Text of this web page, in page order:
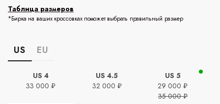
Таблица размеров
*Бирка на ваших кроссовках поможет выбрать правильный размер
US EU
US 4
33 000 ₽
US 4.5
32 000 ₽
US 5
29 000 ₽
35 000 ₽